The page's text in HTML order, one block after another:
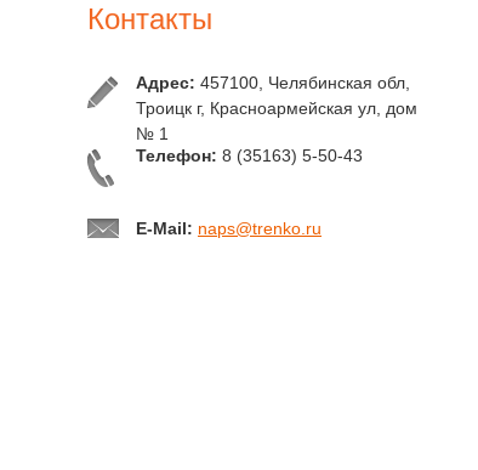
Контакты
Адрес: 457100, Челябинская обл,
Троицк г, Красноармейская ул, дом
№ 1
Телефон: 8 (35163) 5-50-43
E-Mail: naps@trenko.ru